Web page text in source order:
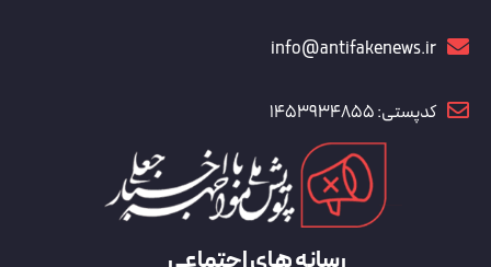
info@antifakenews.ir
کدپستی: 1453934855